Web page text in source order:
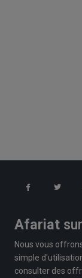
Afariat
Nous vous
simple
consulter des